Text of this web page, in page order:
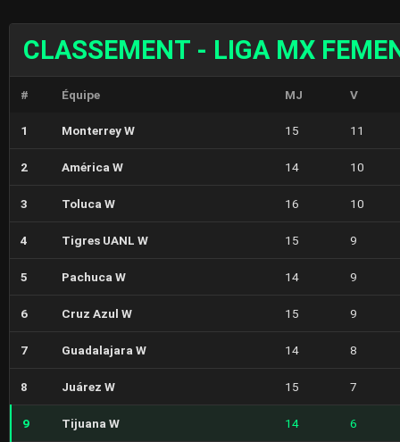
CLASSEMENT - LIGA MX
# Équipe MJ V
1 Monterrey W 15 11
2 América W 14 10
3 Toluca W 16 10
4 Tigres UANL W 15 9
5 Pachuca W 14 9
6 Cruz Azul W 15 9
7 Guadalajara W 14 8
8 Juárez W 15 7
9 Tijuana W 14 6